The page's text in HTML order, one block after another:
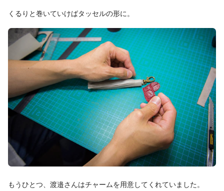
くるりと巻いていけばタッセルの形に。
もうひとつ、渡邉さんはチャームを用意してくれていました。